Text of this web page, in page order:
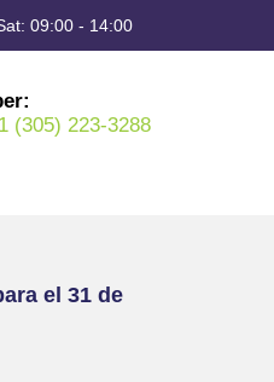
09:00 - 14:00
(305) 223-3288
el 31 de